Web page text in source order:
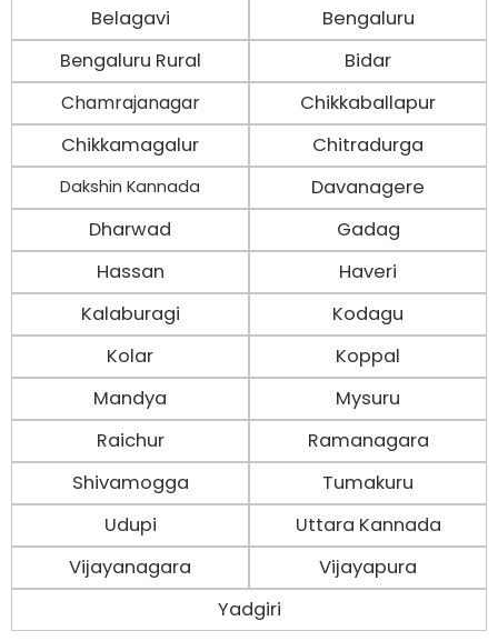
Belagavi
Bengaluru
Bengaluru Rural
Bidar
Chamrajanagar
Chikkaballapur
Chikkamagalur
Chitradurga
Dakshin Kannada
Davanagere
Dharwad
Gadag
Hassan
Haveri
Kalaburagi
Kodagu
Kolar
Koppal
Mandya
Mysuru
Raichur
Ramanagara
Shivamogga
Tumakuru
Udupi
Uttara Kannada
Vijayanagara
Vijayapura
Yadgiri